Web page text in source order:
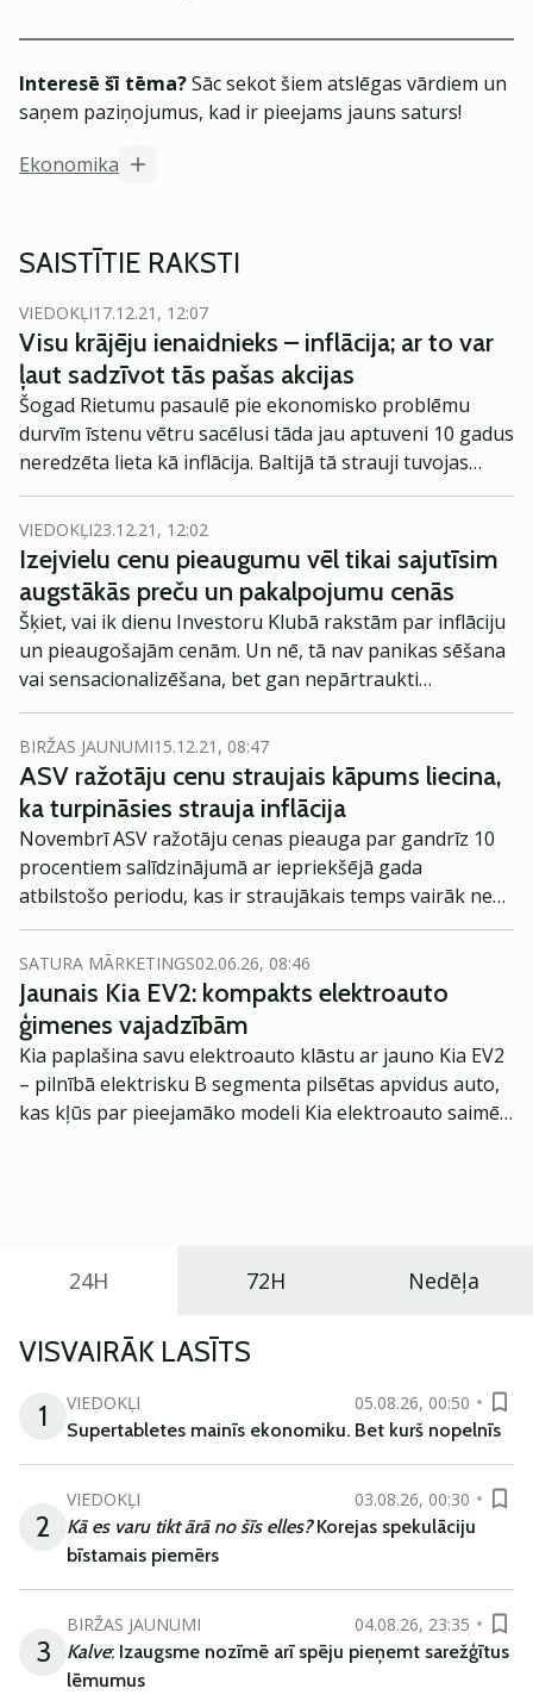
Interesē šī tēma?Sāc sekot šiem atslēgas vārdiem un
saņem paziņojumus, kad ir pieejams jauns saturs!
Ekonomika
SAISTĪTIE RAKSTI
VIEDOKĻI17.12.21, 12:07
Visu krājēju ienaidnieks – inflācija; ar to var
ļaut sadzīvot tās pašas akcijas
Šogad Rietumu pasaulē pie ekonomisko problēmu
durvīm īstenu vētru sacēlusi tāda jau aptuveni 10 gadus
neredzēta lieta kā inflācija. Baltijā tā strauji tuvojas
apaļiem 10%. Arī otrā pusē Atlantijas okeānam - ASV -
tā, palielinoties līdz teju 7%, ir sasniegusi augstāko
līmeni 40 gados.
VIEDOKĻI23.12.21, 12:02
Izejvielu cenu pieaugumu vēl tikai sajutīsim
augstākās preču un pakalpojumu cenās
Šķiet, vai ik dienu Investoru Klubā rakstām par inflāciju
un pieaugošajām cenām. Un nē, tā nav panikas sēšana
vai sensacionalizēšana, bet gan nepārtraukti
pieaugoša un vēlreiz apstiprinoša sajūta un
prognozes, ka augsta inflācija ir uz palikšanu.
BIRŽAS JAUNUMI15.12.21, 08:47
ASV ražotāju cenu straujais kāpums liecina,
ka turpināsies strauja inflācija
Novembrī ASV ražotāju cenas pieauga par gandrīz 10
procentiem salīdzinājumā ar iepriekšējā gada
atbilstošo periodu, kas ir straujākais temps vairāk nekā
desmit gadu laikā. Tas norāda, ka inflācija nav īslaicīga
un turpināsies arī nākamgad, vēsta Bloomberg.
SATURA MĀRKETINGS02.06.26, 08:46
Jaunais Kia EV2: kompakts elektroauto
ģimenes vajadzībām
Kia paplašina savu elektroauto klāstu ar jauno Kia EV2
– pilnībā elektrisku B segmenta pilsētas apvidus auto,
kas kļūs par pieejamāko modeli Kia elektroauto saimē
24H 72H Nedēļa
VISVAIRĀK LASĪTS
1
VIEDOKĻI
05.08.26, 00:50
Supertabletes mainīs ekonomiku. Bet kurš nopelnīs
2
VIEDOKĻI
03.08.26, 00:30
Kā es varu tikt ārā no šīs elles?Korejas spekulāciju
bīstamais piemērs
3
BIRŽAS JAUNUMI
04.08.26, 23:35
Kalve: Izaugsme nozīmē arī spēju pieņemt sarežģītus
lēmumus